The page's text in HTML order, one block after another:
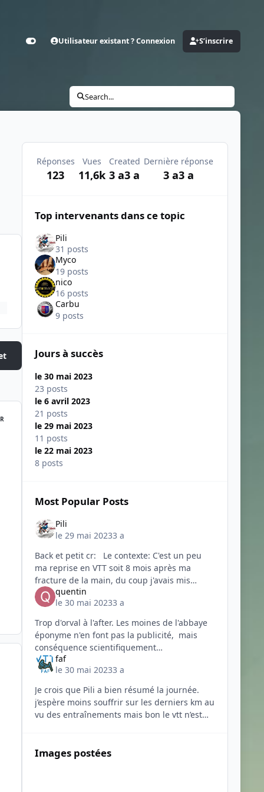
CustomizerUtilisateur existant ? Connexion S’inscrire
Search...
Réponses
123
Vues
11,6k
Created
3 a3 a
Dernière réponse
3 a3 a
Top intervenants dans ce topic
Pili
31 posts
Myco
19 posts
nico
16 posts
Carbu
9 posts
Jours à succès
le 30 mai 2023
23 posts
le 6 avril 2023
21 posts
le 29 mai 2023
11 posts
le 22 mai 2023
8 posts
Most Popular Posts
Pili
le 29 mai 20233 a
Back et petit cr: Le contexte: C'est un peu
ma reprise en VTT soit 8 mois après ma
fracture de la main, du coup j'avais mis
toutes les chances de mon côté, grosse
soirée la veille et
quentin
le 30 mai 20233 a
Trop d'orval à l'after. Les moines de l'abbaye
éponyme n'en font pas la publicité, mais
conséquence scientifiquement
malheureusement prouvée. Courage🥃
faf
le 30 mai 20233 a
Je crois que Pili a bien résumé la journée.
j’espère moins souffrir sur les derniers km au
vu des entraînements mais bon le vtt n’est
Images postées